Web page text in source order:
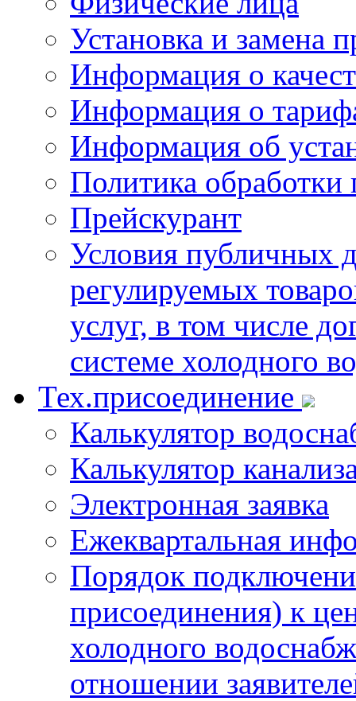
Установка и замена
Информация о
Информация о
Информация об
Политика
Прейскурант
Условия публичных
регулируемых
услуг, в том числе
системе холодного
Тех.присоединение
Калькулятор
Калькулятор
Электронная заявка
Ежеквартальная
Порядок
присоединения) к
холодного
отношении